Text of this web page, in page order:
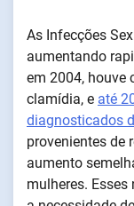
As Infecções
aumentando
em 2004, houve
clamídia, e até
diagnosticados
provenientes de
aumento
mulheres.